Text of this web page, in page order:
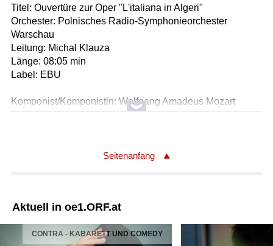
Titel: Ouvertüre zur Oper "L'italiana in Algeri"
Orchester: Polnisches Radio-Symphonieorchester
Warschau
Leitung: Michal Klauza
Länge: 08:05 min
Label: EBU
Komponist/Komponistin: Wolfgang Amadeus Mozart
(1756-1791)
Solist/Solistin: Mateusz Krzyzowski, Klavier
Länge: 28:10 min
Label: EBU
Seitenanfang
Aktuell in oe1.ORF.at
CONTRA - KABARETT UND COMEDY